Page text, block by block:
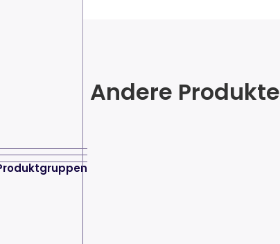
Andere Produkte